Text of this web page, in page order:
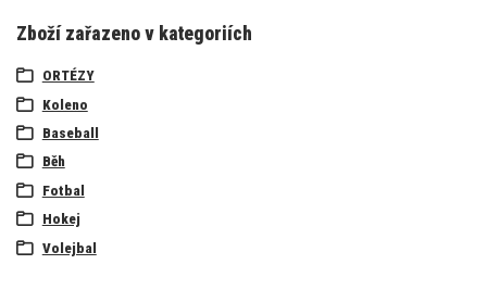
Zboží zařazeno v kategoriích
ORTÉZY
Koleno
Baseball
Běh
Fotbal
Hokej
Volejbal